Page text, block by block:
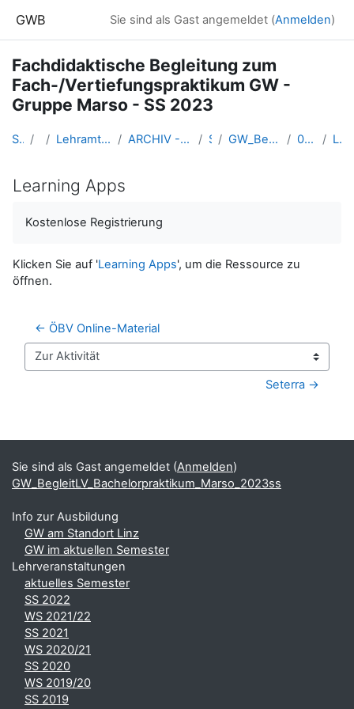
GWB Sie sind als Gast angemeldet (Anmelden)
Fachdidaktische Begleitung zum
Fach-/Vertiefungspraktikum GW -
Gruppe Marso - SS 2023
Startseite Kurse Lehramtsausbildung GW im Cluster Österreich Mitte ARCHIV - Lehrveranstaltungen am Standort Linz - seit 2016 SS_2023 GW_BegleitLV_Bachelorpraktikum_Marso_2023ss 05 - Fr. 24. März 2023 Learning Apps
Learning Apps
Kostenlose Registrierung
Klicken Sie auf 'Learning Apps', um die Ressource zu
öffnen.
← ÖBV Online-Material
Zur Aktivität
Seterra →
Ergänzungsblöcke
Sie sind als Gast angemeldet (Anmelden)
GW_BegleitLV_Bachelorpraktikum_Marso_2023ss
Info zur Ausbildung
GW am Standort Linz
GW im aktuellen Semester
Lehrveranstaltungen
aktuelles Semester
SS 2022
WS 2021/22
SS 2021
WS 2020/21
SS 2020
WS 2019/20
SS 2019